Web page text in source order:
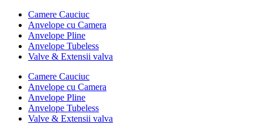
Camere Cauciuc
Anvelope cu Camera
Anvelope Pline
Anvelope Tubeless
Valve & Extensii valva
Camere Cauciuc
Anvelope cu Camera
Anvelope Pline
Anvelope Tubeless
Valve & Extensii valva